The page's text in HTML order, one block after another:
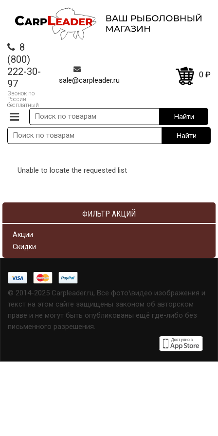
8
(800)
222-30-
97
Звонок по
России —
бесплатный
sale@carpleader.ru
0 ₽
Unable to locate the requested list
ФИЛЬТР АКЦИЙ
Акции
Скидки
© 2014-2025 Carpleader.ru, Все фото\видео изображения и
текст на этом сайте защищены законом об авторском
праве и не могут быть опубликованы ещё где-либо без
письменного разрешения.